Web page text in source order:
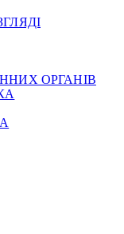
ОРГАНІВ